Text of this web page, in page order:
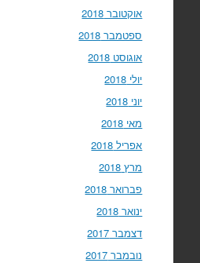
אוקטובר 2018
ספטמבר 2018
אוגוסט 2018
יולי 2018
יוני 2018
מאי 2018
אפריל 2018
מרץ 2018
פברואר 2018
ינואר 2018
דצמבר 2017
נובמבר 2017